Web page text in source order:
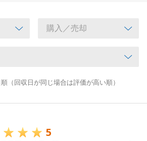
（回収日が同じ場合は評価が高い順）
5